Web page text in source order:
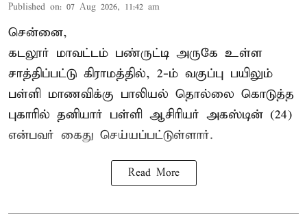
Published on: 07 Aug 2026, 11:42 am
சென்னை,
கடலூர் மாவட்டம் பண்ருட்டி அருகே உள்ள
சாத்திப்பட்டு கிராமத்தில், 2-ம் வகுப்பு பயிலும்
பள்ளி மாணவிக்கு பாலியல் தொல்லை கொடுத்த
புகாரில் தனியார் பள்ளி ஆசிரியர் அகஸ்டின் (24)
என்பவர் கைது செய்யப்பட்டுள்ளார்.
Read More